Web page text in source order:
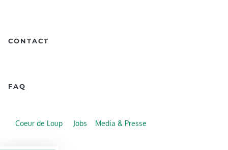
CONTACT
FAQ
Coeur de Loup Jobs Media & Presse